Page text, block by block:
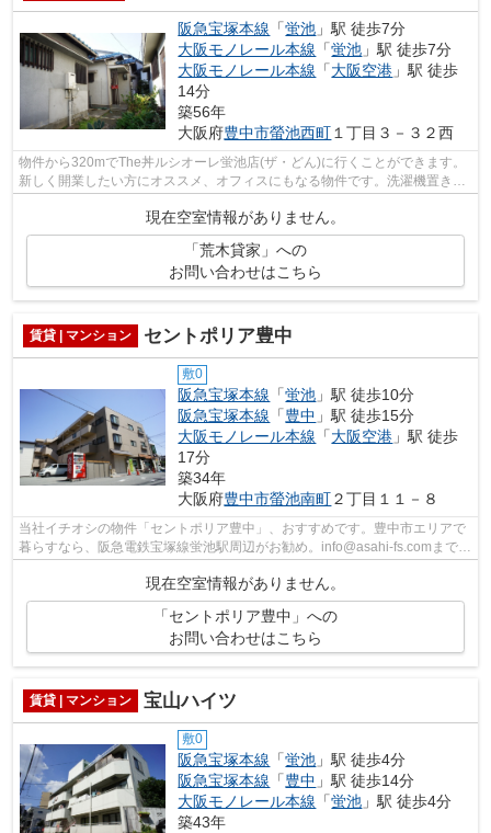
阪急宝塚本線 「蛍池 」駅 徒歩7分
大阪モノレール本線 「蛍池 」駅 徒歩7分
大阪モノレール本線 「大阪空港 」駅 徒歩
14分
築56年
大阪府豊中市螢池西町 １丁目３－３２西
物件から320mでThe丼ルシオーレ蛍池店(ザ・どん)に行くことができます。
新しく開業したい方にオススメ、オフィスにもなる物件です。洗濯機置き場
現在空室情報がありません。
「荒木貸家」への
お問い合わせはこちら
賃貸 | マンション セントポリア豊中
敷0
阪急宝塚本線 「蛍池 」駅 徒歩10分
阪急宝塚本線 「豊中 」駅 徒歩15分
大阪モノレール本線 「大阪空港 」駅 徒歩
17分
築34年
大阪府豊中市螢池南町２丁目１１－８
当社イチオシの物件「セントポリア豊中」、おすすめです。豊中市エリアで
暮らすなら、阪急電鉄宝塚線蛍池駅周辺がお勧め。info@asahi-fs.comまでい
つでもアクセスを。アサヒ不動産相談...
現在空室情報がありません。
「セントポリア豊中」への
お問い合わせはこちら
賃貸 | マンション 宝山ハイツ
敷0
阪急宝塚本線 「蛍池 」駅 徒歩4分
阪急宝塚本線 「豊中 」駅 徒歩14分
大阪モノレール本線 「蛍池 」駅 徒歩4分
築43年